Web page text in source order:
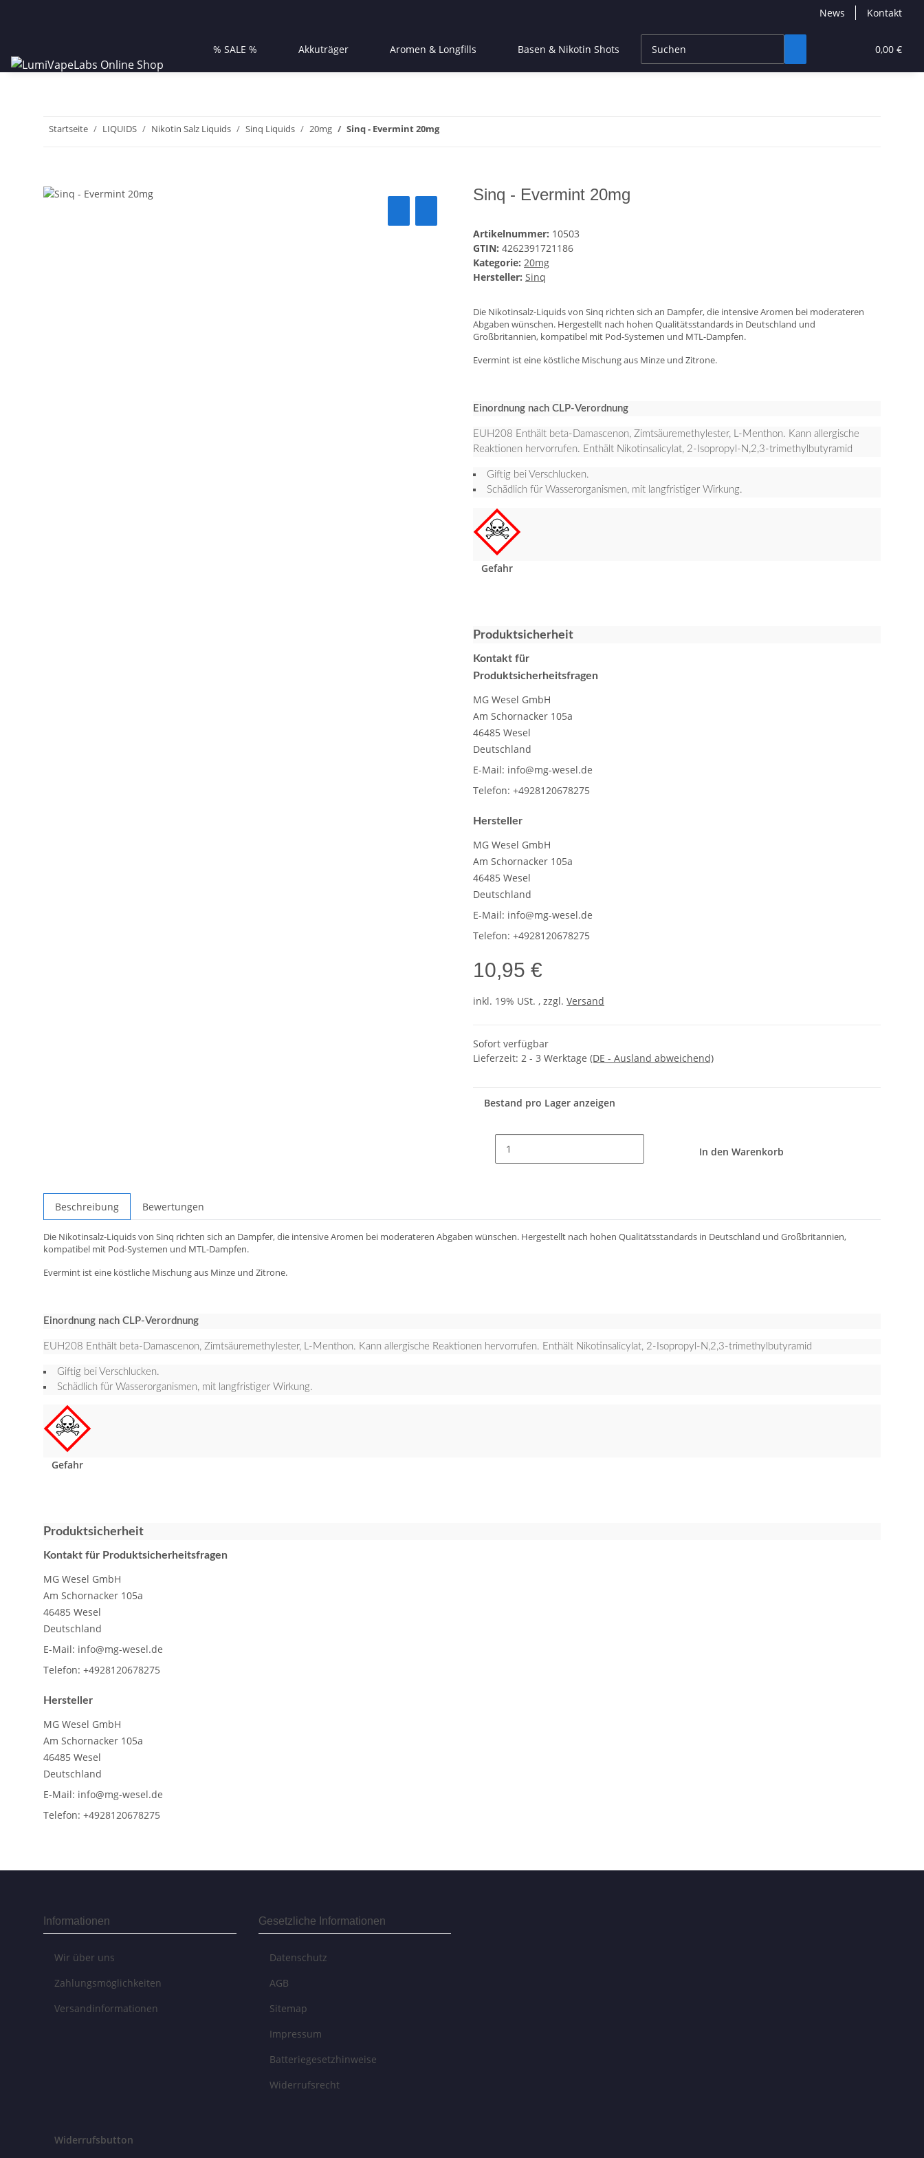
News Kontakt
0,00 €
% SALE % Akkuträger Aromen & Longfills Basen & Nikotin Shots CBD Products High End
Startseite LIQUIDS Nikotin Salz Liquids Sinq Liquids 20mg Sinq - Evermint 20mg
Sinq - Evermint 20mg
Artikelnummer: 10503
GTIN: 4262391721186
Kategorie: 20mg
Hersteller: Sinq
Die Nikotinsalz-Liquids von Sinq richten sich an Dampfer, die intensive Aromen bei moderateren
Abgaben wünschen. Hergestellt nach hohen Qualitätsstandards in Deutschland und
Großbritannien, kompatibel mit Pod-Systemen und MTL-Dampfen.
Evermint ist eine köstliche Mischung aus Minze und Zitrone.
Einordnung nach CLP-Verordnung
EUH208 Enthält beta-Damascenon, Zimtsäuremethylester, L-Menthon. Kann allergische
Reaktionen hervorrufen. Enthält Nikotinsalicylat, 2-Isopropyl-N,2,3-trimethylbutyramid
Giftig bei Verschlucken.
Schädlich für Wasserorganismen, mit langfristiger Wirkung.
Gefahr
Produktsicherheit
Kontakt für
Produktsicherheitsfragen
MG Wesel GmbH
Am Schornacker 105a
46485 Wesel
Deutschland
E-Mail: info@mg-wesel.de
Telefon: +4928120678275
Hersteller
MG Wesel GmbH
Am Schornacker 105a
46485 Wesel
Deutschland
E-Mail: info@mg-wesel.de
Telefon: +4928120678275
10,95 €
inkl. 19% USt. , zzgl. Versand
Sofort verfügbar
Lieferzeit: 2 - 3 Werktage (DE - Ausland abweichend)
Bestand pro Lager anzeigen
In den Warenkorb
Beschreibung Bewertungen
Die Nikotinsalz-Liquids von Sinq richten sich an Dampfer, die intensive Aromen bei moderateren Abgaben wünschen. Hergestellt nach hohen Qualitätsstandards in Deutschland und Großbritannien,
kompatibel mit Pod-Systemen und MTL-Dampfen.
Evermint ist eine köstliche Mischung aus Minze und Zitrone.
Einordnung nach CLP-Verordnung
EUH208 Enthält beta-Damascenon, Zimtsäuremethylester, L-Menthon. Kann allergische Reaktionen hervorrufen. Enthält Nikotinsalicylat, 2-Isopropyl-N,2,3-trimethylbutyramid
Giftig bei Verschlucken.
Schädlich für Wasserorganismen, mit langfristiger Wirkung.
Gefahr
Produktsicherheit
Kontakt für Produktsicherheitsfragen
MG Wesel GmbH
Am Schornacker 105a
46485 Wesel
Deutschland
E-Mail: info@mg-wesel.de
Telefon: +4928120678275
Hersteller
MG Wesel GmbH
Am Schornacker 105a
46485 Wesel
Deutschland
E-Mail: info@mg-wesel.de
Telefon: +4928120678275
Informationen
Wir über uns
Zahlungsmöglichkeiten
Versandinformationen
Gesetzliche Informationen
Datenschutz
AGB
Sitemap
Impressum
Batteriegesetzhinweise
Widerrufsrecht
Widerrufsbutton